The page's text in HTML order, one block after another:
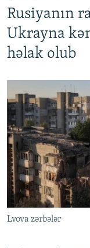
Rusiyanın
Ukrayna
həlak olub
Lvova zərbələr